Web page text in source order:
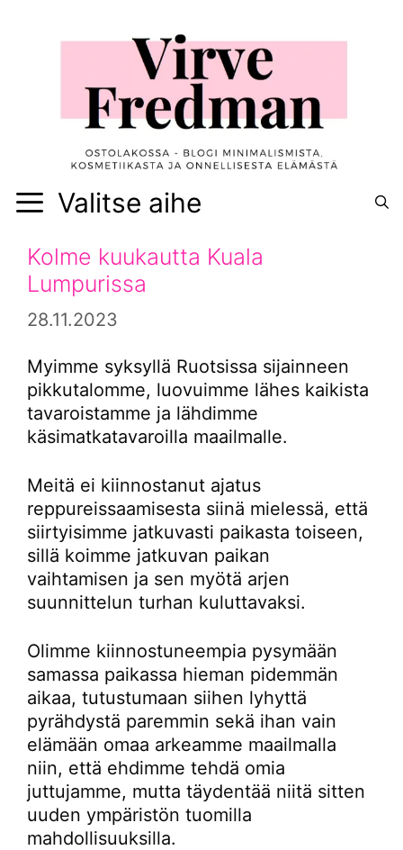
Valitse aihe
Kolme kuukautta Kuala
Lumpurissa
28.11.2023
Myimme syksyllä Ruotsissa sijainneen
pikkutalomme, luovuimme lähes kaikista
tavaroistamme ja lähdimme
käsimatkatavaroilla maailmalle.
Meitä ei kiinnostanut ajatus
reppureissaamisesta siinä mielessä, että
siirtyisimme jatkuvasti paikasta toiseen,
sillä koimme jatkuvan paikan
vaihtamisen ja sen myötä arjen
suunnittelun turhan kuluttavaksi.
Olimme kiinnostuneempia pysymään
samassa paikassa hieman pidemmän
aikaa, tutustumaan siihen lyhyttä
pyrähdystä paremmin sekä ihan vain
elämään omaa arkeamme maailmalla
niin, että ehdimme tehdä omia
juttujamme, mutta täydentää niitä sitten
uuden ympäristön tuomilla
mahdollisuuksilla.